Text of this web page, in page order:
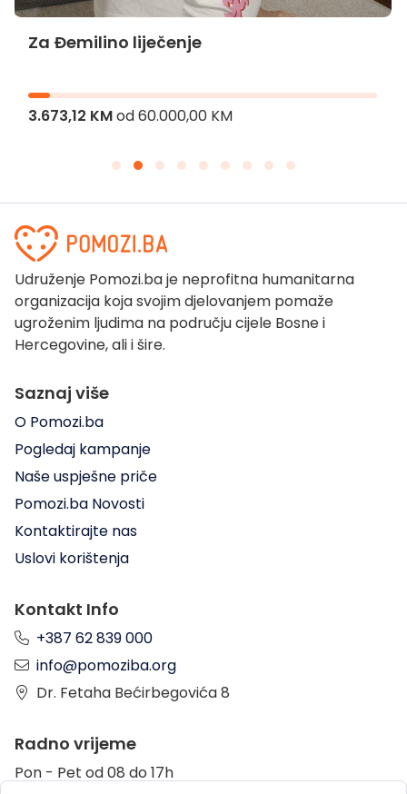
Za Đemilino liječenje
3.673,12 KMod60.000,00 KM
Udruženje Pomozi.ba je neprofitna humanitarna
organizacija koja svojim djelovanjem pomaže
ugroženim ljudima na području cijele Bosne i
Hercegovine, ali i šire.
Saznaj više
O Pomozi.ba
Pogledaj kampanje
Naše uspješne priče
Pomozi.ba Novosti
Kontaktirajte nas
Uslovi korištenja
Kontakt Info
+387 62 839 000
info@pomoziba.org
Dr. Fetaha Bećirbegovića 8
Radno vrijeme
Pon - Pet od 08 do 17h